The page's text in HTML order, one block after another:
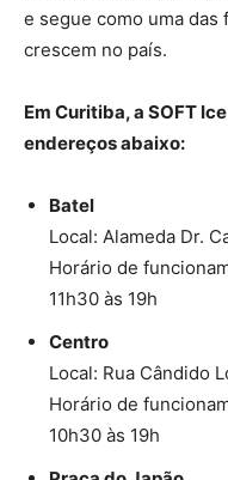
e segue como uma
crescem no país.
Em Curitiba, a SOFT
endereços abaixo:
Batel
Local: Alameda Dr.
Horário de
11h30 às 19h
Centro
Local: Rua Cândido
Horário de
10h30 às 19h